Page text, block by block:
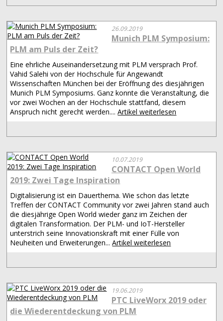
26.09.2019
Munich PLM Symposium:
PLM am Puls der Zeit?
Eine ehrliche Auseinandersetzung mit PLM versprach Prof.
Vahid Salehi von der Hochschule für Angewandt
Wissenschaften München bei der Eröffnung des diesjährigen
Munich PLM Symposiums. Ganz konnte die Veranstaltung, die
vor zwei Wochen an der Hochschule stattfand, diesem
Anspruch nicht gerecht werden....Artikel weiterlesen
10.07.2019
CONTACT Open World
2019: Zwei Tage Inspiration
Digitalisierung ist ein Dauerthema. Wie schon das letzte
Treffen der CONTACT Community vor zwei Jahren stand auch
die diesjährige Open World wieder ganz im Zeichen der
digitalen Transformation. Der PLM- und IoT-Hersteller
unterstrich seine Innovationskraft mit einer Fülle von
Neuheiten und Erweiterungen...Artikel weiterlesen
19.06.2019
PTC LiveWorx 2019 oder
die Wiederentdeckung von PLM